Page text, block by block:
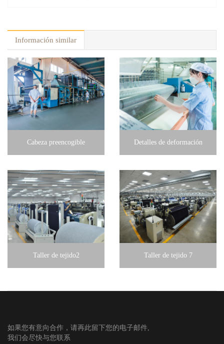
Información similar
Cabeza preencogible
Cabeza preencogible
Detalles de deformación
Detalles de deformación
Taller de tejido2
Taller de tejido2
Taller de tejido 7
Taller de tejido 7
如果您有意向合作，请再此留下您的电子邮件,
我们会尽快与您联系